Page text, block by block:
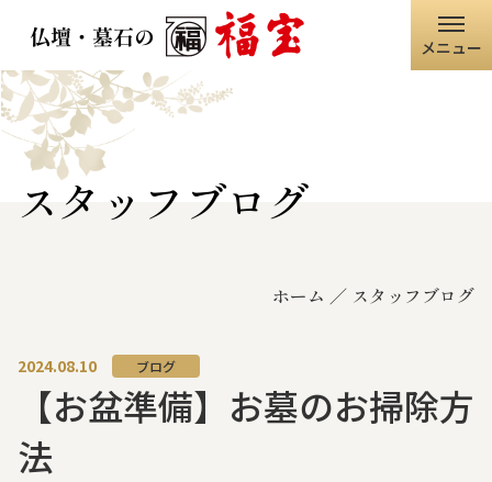
メニュー
福宝グループ
仏壇・仏具
墓石・石碑
職人の技術
スタッフブログ
ホーム スタッフブログ
2024.08.10 ブログ
【お盆準備】お墓のお掃除方
法